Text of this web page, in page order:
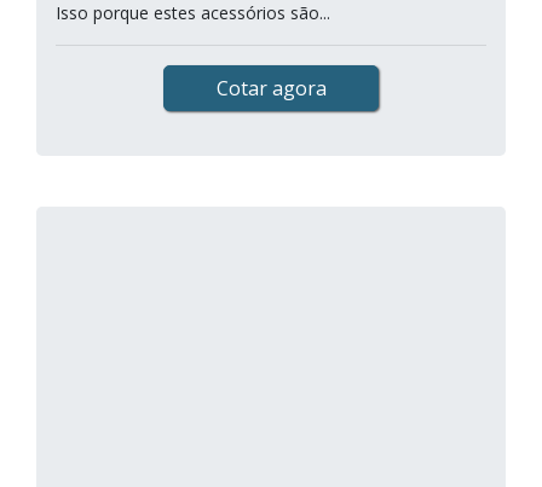
Isso porque estes acessórios são...
Cotar agora